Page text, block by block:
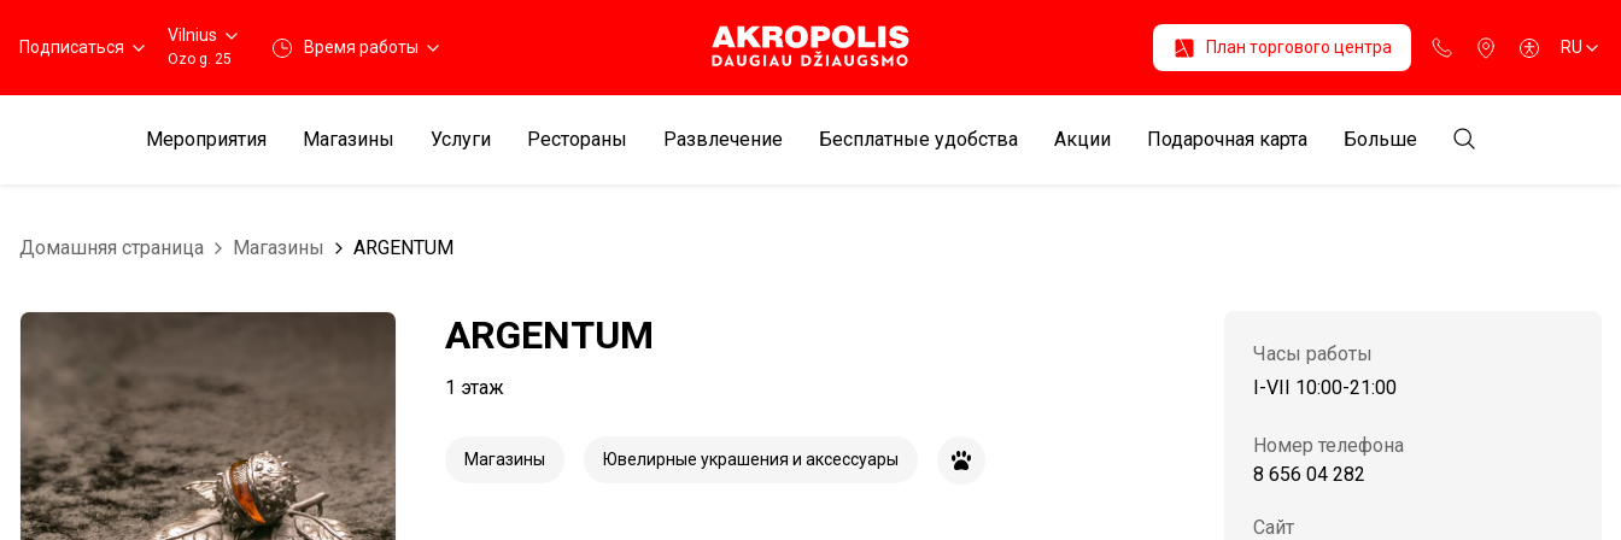
Подписаться
Vilnius
Ozo g. 25
Время работы План торгового центра RU
Мероприятия Магазины Услуги Рестораны Развлечение Бесплатные удобства Aкции Подарочная карта Больше
Домашняя страница Магазины ARGENTUM
ARGENTUM
1 этаж
Магазины Ювелирные украшения и аксессуары
Часы работы
I-VII 10:00-21:00
Номер телефона
8 656 04 282
Сайт